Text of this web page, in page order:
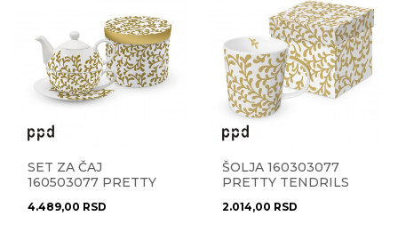
SET ZA ČAJ
160503077 PRETTY
4.489,00 RSD
ŠOLJA 160303077
PRETTY TENDRILS
2.014,00 RSD